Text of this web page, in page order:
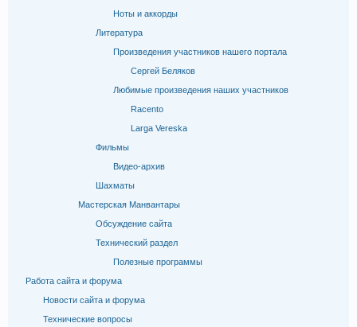
Ноты и аккорды
Литература
Произведения участников нашего портала
Сергей Беляков
Любимые произведения наших участников
Racento
Larga Vereska
Фильмы
Видео-архив
Шахматы
Мастерская Манвантары
Обсуждение сайта
Технический раздел
Полезные программы
Работа сайта и форума
Новости сайта и форума
Технические вопросы